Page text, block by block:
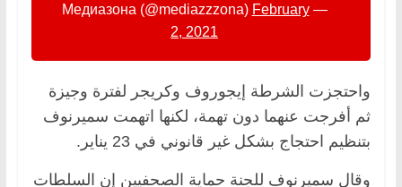
— Медиазона (@mediazzzona)
February
2, 2021
واحتجزت الشرطة إيجوروف وكريجر لفترة وجيزة
ثم أفرجت عنهما دون تهمة، لكنها اتهمت سميرنوف
بتنظيم احتجاج بشكل غير قانوني في 23 يناير.
وقال سميرنوف للجنة حماية الصحفيين إن السلطات